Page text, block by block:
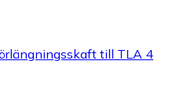
till TLA 4